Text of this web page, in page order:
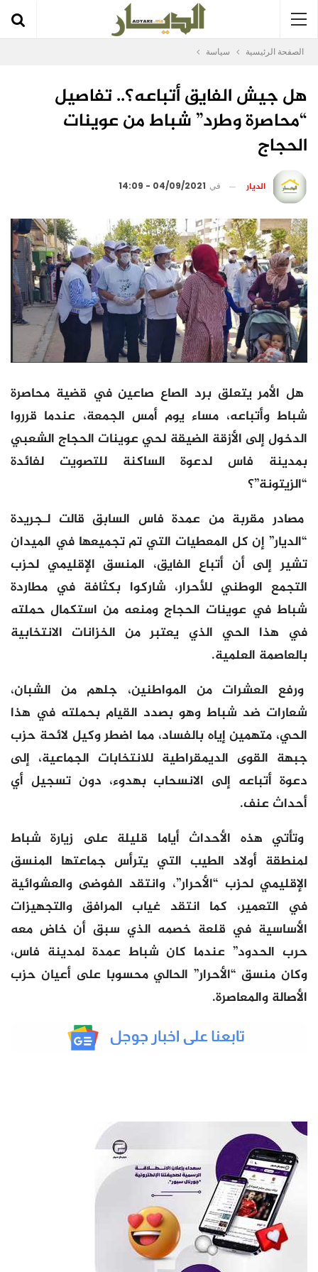
الصفحة الرئيسية سياسة
هل جيش الفايق أتباعه؟.. تفاصيل
“محاصرة وطرد” شباط من عوينات
الحجاج
الديار في 04/09/2021 - 14:09
هل الأمر يتعلق برد الصاع صاعين في قضية محاصرة
شباط وأتباعه، مساء يوم أمس الجمعة، عندما قرروا
الدخول إلى الأزقة الضيقة لحي عوينات الحجاج الشعبي
بمدينة فاس لدعوة الساكنة للتصويت لفائدة
“الزيتونة”؟
مصادر مقربة من عمدة فاس السابق قالت لـجريدة
“الديار” إن كل المعطيات التي تم تجميعها في الميدان
تشير إلى أن أتباع الفايق، المنسق الإقليمي لحزب
التجمع الوطني للأحرار، شاركوا بكثافة في مطاردة
شباط في عوينات الحجاج ومنعه من استكمال حملته
في هذا الحي الذي يعتبر من الخزانات الانتخابية
بالعاصمة العلمية.
ورفع العشرات من المواطنين، جلهم من الشبان،
شعارات ضد شباط وهو بصدد القيام بحملته في هذا
الحي، متهمين إياه بالفساد، مما اضطر وكيل لائحة حزب
جبهة القوى الديمقراطية للانتخابات الجماعية، إلى
دعوة أتباعه إلى الانسحاب بهدوء، دون تسجيل أي
أحداث عنف.
وتأتي هذه الأحداث أياما قليلة على زيارة شباط
لمنطقة أولاد الطيب التي يترأس جماعتها المنسق
الإقليمي لحزب “الأحرار”، وانتقد الفوضى والعشوائية
في التعمير، كما انتقد غياب المرافق والتجهيزات
الأساسية في قلعة خصمه الذي سبق أن خاض معه
حرب الحدود” عندما كان شباط عمدة لمدينة فاس،
وكان منسق “الأحرار” الحالي محسوبا على أعيان حزب
الأصالة والمعاصرة.